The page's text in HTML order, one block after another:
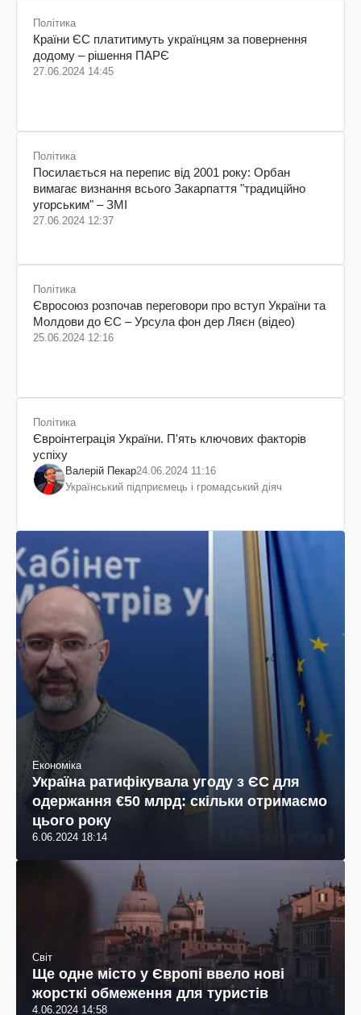
Політика
Країни ЄС платитимуть українцям за повернення
додому – рішення ПАРЄ
27.06.2024 14:45
Політика
Посилається на перепис від 2001 року: Орбан
вимагає визнання всього Закарпаття "традиційно
угорським" – ЗМІ
27.06.2024 12:37
Політика
Євросоюз розпочав переговори про вступ України та
Молдови до ЄС – Урсула фон дер Ляєн (відео)
25.06.2024 12:16
Політика
Євроінтеграція України. П'ять ключових факторів
успіху
Валерій Пекар24.06.2024 11:16
Український підприємець і громадський діяч
Економіка
Україна ратифікувала угоду з ЄС для
одержання €50 млрд: скільки отримаємо
цього року
6.06.2024 18:14
Світ
Ще одне місто у Європі ввело нові
жорсткі обмеження для туристів
4.06.2024 14:58